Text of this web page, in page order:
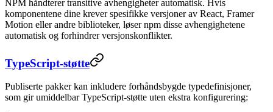
NPM håndterer transitive avhengigheter automatisk. Hvis
komponentene dine krever spesifikke versjoner av React, Framer
Motion eller andre biblioteker, løser npm disse avhengighetene
automatisk og forhindrer versjonskonflikter.
TypeScript-støtte
Publiserte pakker kan inkludere forhåndsbygde typedefinisjoner,
som gir umiddelbar TypeScript-støtte uten ekstra konfigurering: